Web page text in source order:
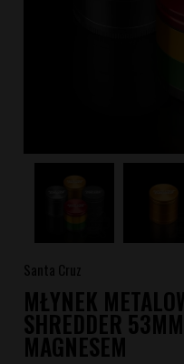
Santa Cruz
MŁYNEK
SHREDDER
MAGNESEM